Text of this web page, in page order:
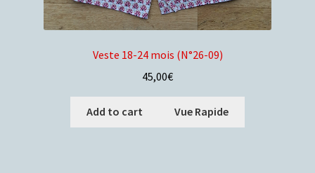
Veste 18-24 mois (N°26-09)
45,00€
Add to cart Vue Rapide